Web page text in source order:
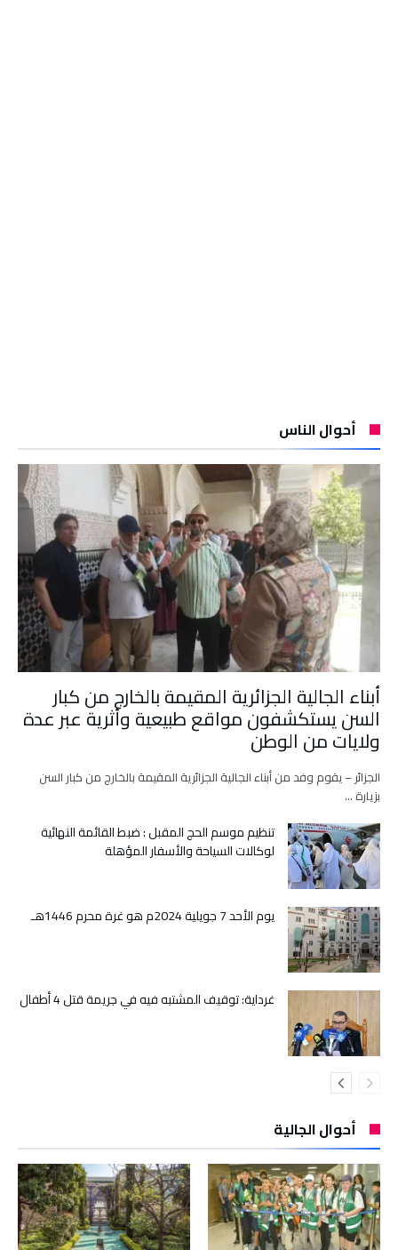
أحوال الناس
أبناء الجالية الجزائرية المقيمة بالخارج من كبار
السن يستكشفون مواقع طبيعية وأثرية عبر عدة
ولايات من الوطن
الجزائر – يقوم وفد من أبناء الجالية الجزائرية المقيمة بالخارج من كبار السن
بزيارة …
تنظيم موسم الحج المقبل : ضبط القائمة النهائية
لوكالات السياحة والأسفار المؤهلة
يوم الأحد 7 جويلية 2024م هو غرة محرم 1446هـ
غرداية: توقيف المشتبه فيه في جريمة قتل 4 أطفال
أحوال الجالية